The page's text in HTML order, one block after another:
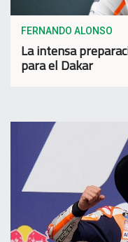
FERNANDO ALONSO
La intensa
para el Dakar